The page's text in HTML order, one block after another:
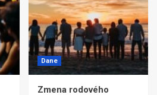
Dane
Zmena rodového